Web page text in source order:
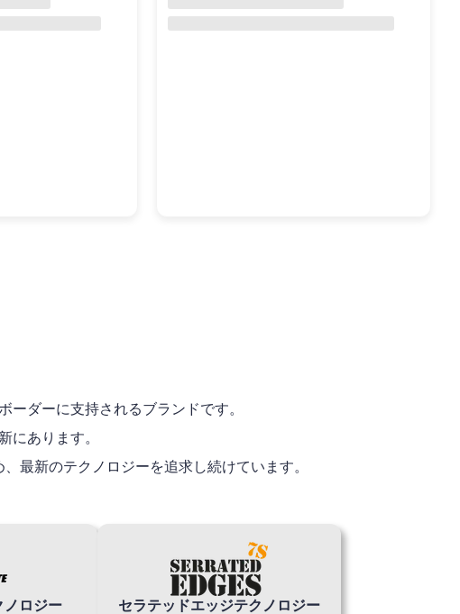
ダーに支持されるブランドです。
にあります。
最新のテクノロジーを追求し続けています。
ノロジー セラテッドエッジテクノロジー